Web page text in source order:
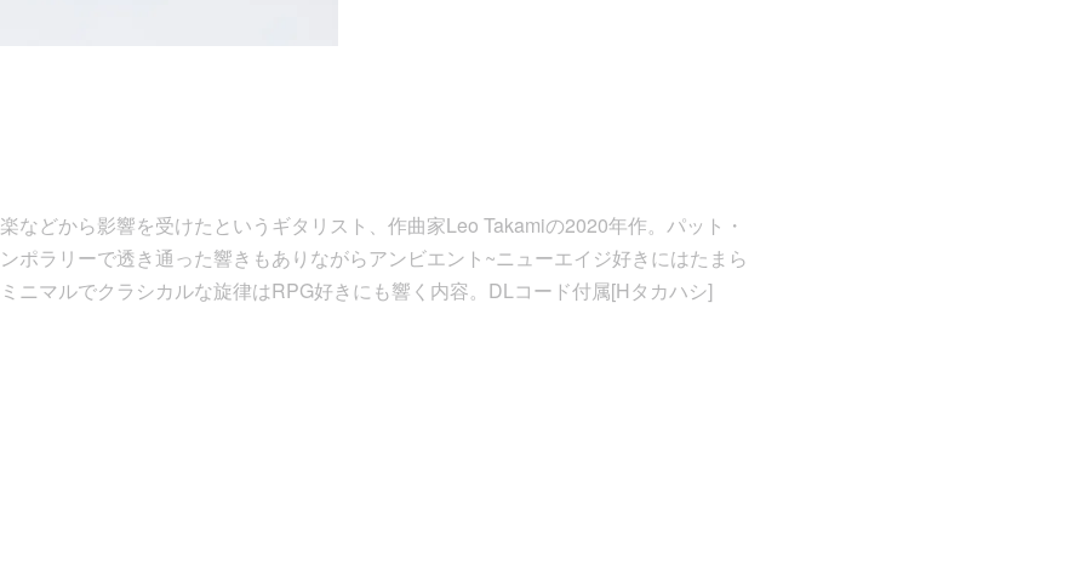
などから影響を受けたというギタリスト、作曲家Leo Takamiの2020年作。パット・
ポラリーで透き通った響きもありながらアンビエント~ニューエイジ好きにはたまら
ニマルでクラシカルな旋律はRPG好きにも響く内容。DLコード付属[Hタカハシ]